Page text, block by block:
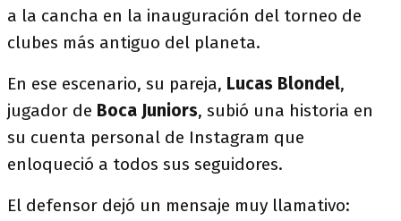
a la cancha en la inauguración del torneo de
clubes más antiguo del planeta.
En ese escenario, su pareja, Lucas Blondel,
jugador de Boca Juniors, subió una historia en
su cuenta personal de Instagram que
enloqueció a todos sus seguidores.
El defensor dejó un mensaje muy llamativo: